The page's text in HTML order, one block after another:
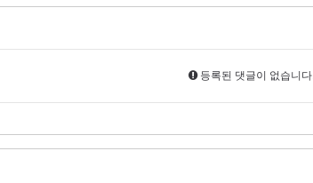
등록된 댓글이 없습니다.